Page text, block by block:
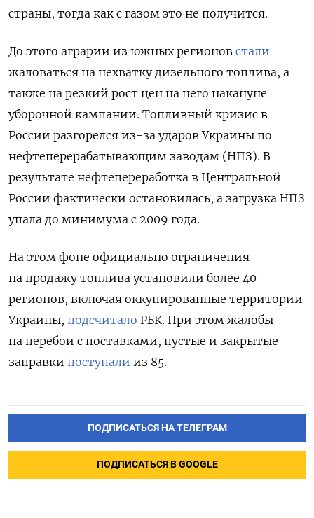
страны, тогда как с газом это не получится.
До этого аграрии из южных регионов стали
жаловаться на нехватку дизельного топлива, а
также на резкий рост цен на него накануне
уборочной кампании. Топливный кризис в
России разгорелся из-за ударов Украины по
нефтеперерабатывающим заводам (НПЗ). В
результате нефтепереработка в Центральной
России фактически остановилась, а загрузка НПЗ
упала до минимума с 2009 года.
На этом фоне официально ограничения
на продажу топлива установили более 40
регионов, включая оккупированные территории
Украины, подсчитало РБК. При этом жалобы
на перебои с поставками, пустые и закрытые
заправки поступали из 85.
ПОДПИСАТЬСЯ НА ТЕЛЕГРАМ
ПОДПИСАТЬСЯ В GOOGLE